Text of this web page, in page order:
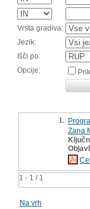
Vrsta gradiva:
Jezik:
Išči po:
Opcije:
1 - 1 / 1
1.
Zana
Na vrh